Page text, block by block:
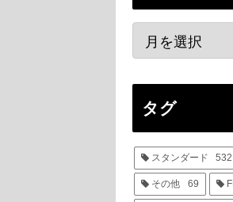
タグ
スタンダード 532
その他 69